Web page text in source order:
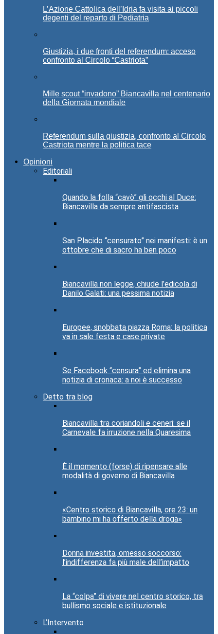
L’Azione Cattolica dell’Idria fa visita ai piccoli
degenti del reparto di Pediatria
Giustizia, i due fronti del referendum: acceso
confronto al Circolo “Castriota”
Mille scout “invadono” Biancavilla nel centenario
della Giornata mondiale
Referendum sulla giustizia, confronto al Circolo
Castriota mentre la politica tace
Opinioni
Editoriali
Quando la folla “cavò” gli occhi al Duce:
Biancavilla da sempre antifascista
San Placido “censurato” nei manifesti: è un
ottobre che di sacro ha ben poco
Biancavilla non legge, chiude l’edicola di
Danilo Galati: una pessima notizia
Europee, snobbata piazza Roma: la politica
va in sale festa e case private
Se Facebook “censura” ed elimina una
notizia di cronaca: a noi è successo
Detto tra blog
Biancavilla tra coriandoli e ceneri: se il
Carnevale fa irruzione nella Quaresima
È il momento (forse) di ripensare alle
modalità di governo di Biancavilla
«Centro storico di Biancavilla, ore 23: un
bambino mi ha offerto della droga»
Donna investita, omesso soccorso:
l’indifferenza fa più male dell’impatto
La “colpa” di vivere nel centro storico, tra
bullismo sociale e istituzionale
L’Intervento